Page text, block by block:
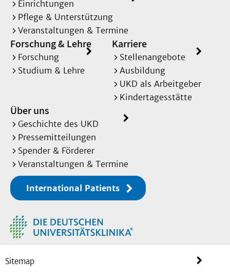
Einrichtungen
Pflege & Unterstützung
Veranstaltungen & Termine
Forschung & Lehre
Forschung
Studium & Lehre
Karriere
Stellenangebote
Ausbildung
UKD als Arbeitgeber
Kindertagesstätte
Über uns
Geschichte des UKD
Pressemitteilungen
Spender & Förderer
Veranstaltungen & Termine
International Patients
Sitemap